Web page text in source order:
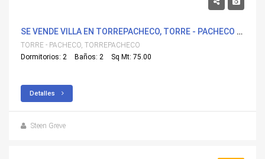
SE VENDE VILLA EN TORREPACHECO, TORRE - PACHECO CON PISCINA
TORRE - PACHECO, TORREPACHECO
Dormitorios: 2
Baños: 2 Sq Mt: 75.00
Detalles
Steen Greve